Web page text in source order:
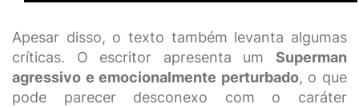
Apesar disso, o texto também levanta algumas
críticas. O escritor apresenta um Superman
agressivo e emocionalmente perturbado, o que
pode parecer desconexo com o caráter